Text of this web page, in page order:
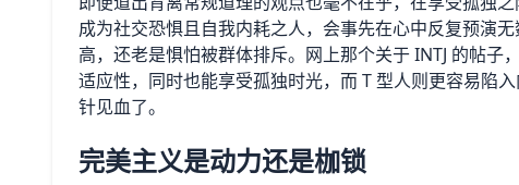
成为社交恐惧且自我内耗之人，会事先在心中反复预演
高，还老是惧怕被群体排斥。网上那个关于 INTJ 的帖
适应性，同时也能享受孤独时光，而 T 型人则更容易陷
针见血了。
完美主义是动力还是枷锁